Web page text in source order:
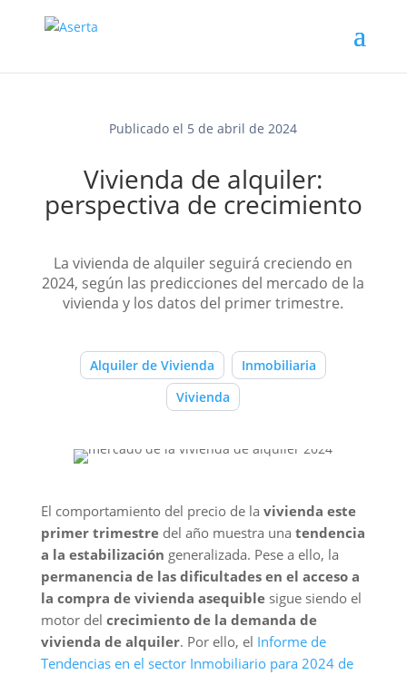
Publicado el 5 de abril de 2024
Vivienda de alquiler:
perspectiva de crecimiento
La vivienda de alquiler seguirá creciendo en
2024, según las predicciones del mercado de la
vivienda y los datos del primer trimestre.
Alquiler de Vivienda
Inmobiliaria
Vivienda
El comportamiento del precio de la vivienda este
primer trimestredel año muestra una tendencia
a la estabilización generalizada. Pese a ello, la
permanencia de las dificultades en el acceso a
la compra de vivienda asequiblesigue siendo el
motor del crecimiento de la demanda de
vivienda de alquiler. Por ello, el Informe de
Tendencias en el sector Inmobiliario para 2024 de